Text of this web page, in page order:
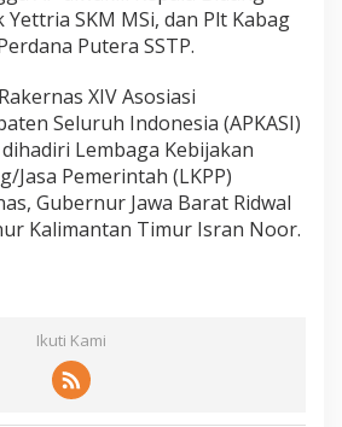
SKM MSi, dan Plt Kabag
Putera SSTP.
XIV Asosiasi
Seluruh Indonesia (APKASI)
Lembaga Kebijakan
Jasa Pemerintah (LKPP)
Gubernur Jawa Barat Ridwal
Kalimantan Timur Isran Noor.
Ikuti Kami